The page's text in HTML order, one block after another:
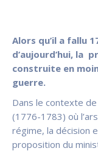
Alors qu’il a fallu
d’aujourd’hui, la
construite en
guerre.
Dans le contexte
(1776-1783) où
régime, la décision
proposition du